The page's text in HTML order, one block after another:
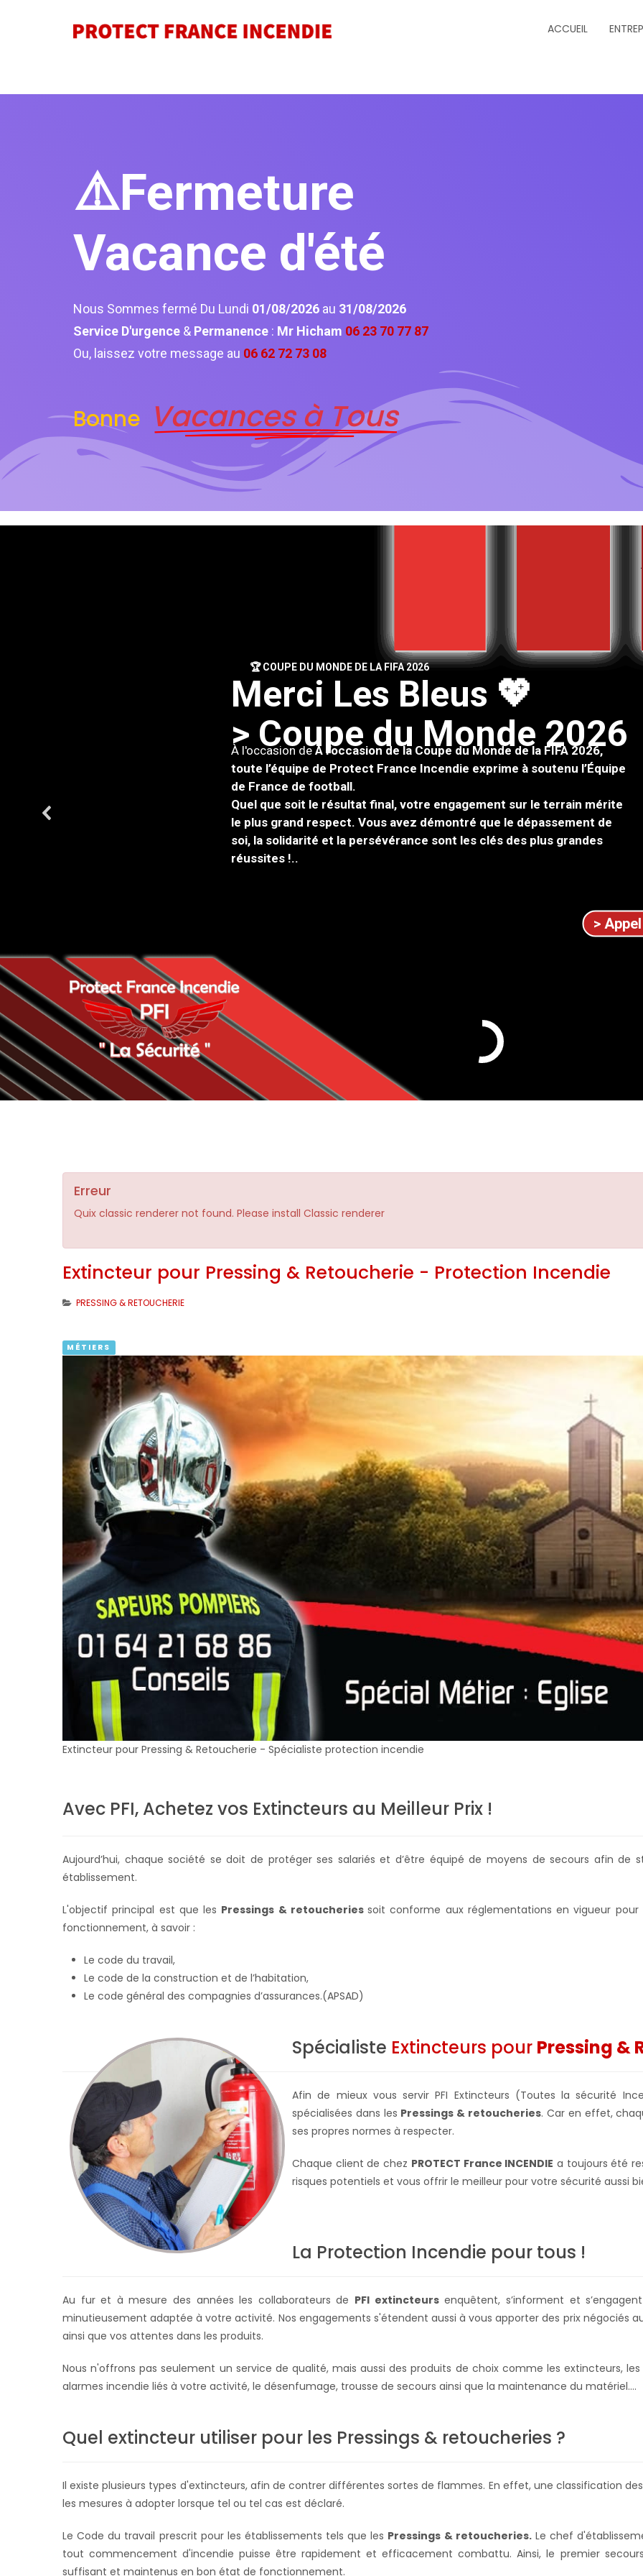
ACCUEIL
⚠️Fermeture
Vacance d'été
Nous Sommes fermé Du Lundi 01/08/2026 au 31/08/2026
Service D'urgence & Permanence : Mr Hicham 06 23 70 77 87
Ou, laissez votre message au 06 62 72 73 08
Bonne Vacances à Tous
>
À l'occasion deÀ l’occasion de la Coupe du Monde de la FIFA 2026,
toute l’équipe de Protect France Incendie exprime à soutenu l’Équipe
de France de football.
Quel que soit le résultat final, votre engagement sur le terrain mérite
le plus grand respect. Vous avez démontré que le dépassement de
soi, la solidarité et la persévérance sont les clés des plus grandes
réussites !..
Merci Les Bleus 💖
> Coupe du Monde 2026
🏆 COUPE DU MONDE DE LA FIFA 2026
Erreur
Quix classic renderer not found. Please install Classic renderer
Extincteur pour Pressing & Retoucherie - Protection Incendie
PRESSING & RETOUCHERIE
MÉTIERS
Extincteur pour Pressing & Retoucherie - Spécialiste protection incendie
Avec PFI, Achetez vos Extincteurs au Meilleur Prix !
Aujourd’hui, chaque société se doit de protéger ses salariés et d’être équipé de moyens de secours afin
établissement.
L'objectif principal est que les Pressings & retoucheriessoit conforme aux réglementations en vigueur
fonctionnement, à savoir :
Le code du travail,
Le code de la construction et de l’habitation,
Le code général des compagnies d’assurances.(APSAD)
Spécialiste Extincteurs pour Pressing &
Afin de mieux vous servir PFI Extincteurs (Toutes la sécurité
spécialisées dans les Pressings & retoucheries. Car en effet,
ses propres normes à respecter.
Chaque client de chez PROTECT France INCENDIE a toujours été
risques potentiels et vous offrir le meilleur pour votre sécurité aussi
La Protection Incendie pour tous !
Au fur et à mesure des années les collaborateurs de PFI extincteursenquêtent, s’informent et
minutieusement adaptée à votre activité. Nos engagements s'étendent aussi à vous apporter des prix négociés
ainsi que vos attentes dans les produits.
Nous n'offrons pas seulement un service de qualité, mais aussi des produits de choix comme les extincteurs,
alarmes incendie liés à votre activité, le désenfumage, trousse de secours ainsi que la maintenance du matériel….
Quel extincteur utiliser pour les Pressings & retoucheries ?
Il existe plusieurs types d'extincteurs, afin de contrer différentes sortes de flammes. En effet, une classification
les mesures à adopter lorsque tel ou tel cas est déclaré.
Le Code du travail prescrit pour les établissements tels que les Pressings & retoucheries.Le chef
tout commencement d'incendie puisse être rapidement et efficacement combattu. Ainsi, le premier
suffisant et maintenus en bon état de fonctionnement.